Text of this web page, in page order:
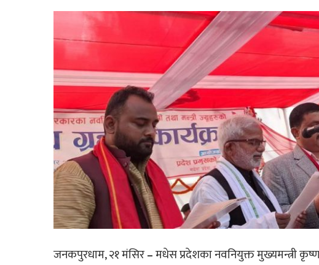
जनकपुरधाम, २१ मंसिर–मधेस प्रदेशका नवनियुक्त मुख्यमन्त्री